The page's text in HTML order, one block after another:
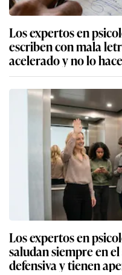
Los expertos en
escriben con mala
acelerado y no lo
Los expertos en
saludan siempre en
defensiva y tienen